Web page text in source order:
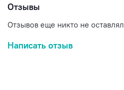
Отзывы
Отзывов еще никто не оставлял
Написать отзыв